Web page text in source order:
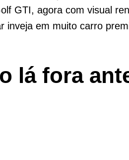
GTI, agora com visual
inveja em muito carro
lá fora